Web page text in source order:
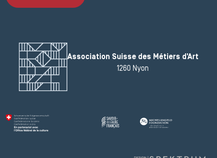
Association Suisse des Métiers d'Art
1260 Nyon